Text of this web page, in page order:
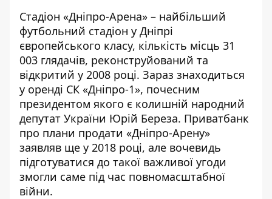
Стадіон «Дніпро-Арена» – найбільший
футбольний стадіон у Дніпрі
європейського класу, кількість місць 31
003 глядачів, реконструйований та
відкритий у 2008 році. Зараз знаходиться
у оренді СК «Дніпро-1», почесним
президентом якого є колишній народний
депутат України Юрій Береза. Приватбанк
про плани продати «Дніпро-Арену»
заявляв ще у 2018 році, але вочевидь
підготуватися до такої важливої угоди
змогли саме під час повномасштабної
війни.